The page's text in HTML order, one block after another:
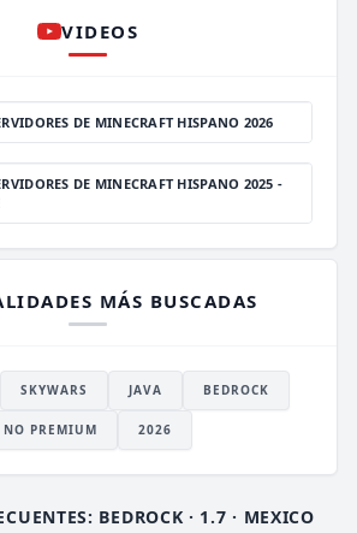
VIDEOS
DE MINECRAFT HISPANO 2026
DE MINECRAFT HISPANO 2025 -
MÁS BUSCADAS
SKYWARS JAVA BEDROCK
NO PREMIUM 2026
BEDROCK · 1.7 · MEXICO